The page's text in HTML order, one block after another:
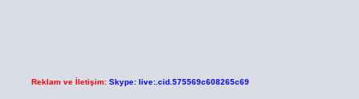
Reklam ve İletişim: Skype: live:.cid.575569c608265c69